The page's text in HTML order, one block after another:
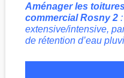
Aménager les
commercial Rosny 2:
extensive/intensive,
de rétention d’eau